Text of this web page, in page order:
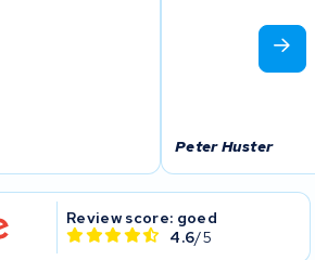
Peter Huster
Review score: goed
4.6/5